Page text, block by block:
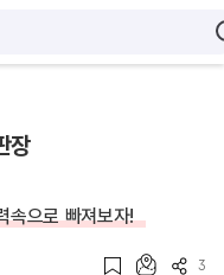
장
속으로 빠져보자!
3